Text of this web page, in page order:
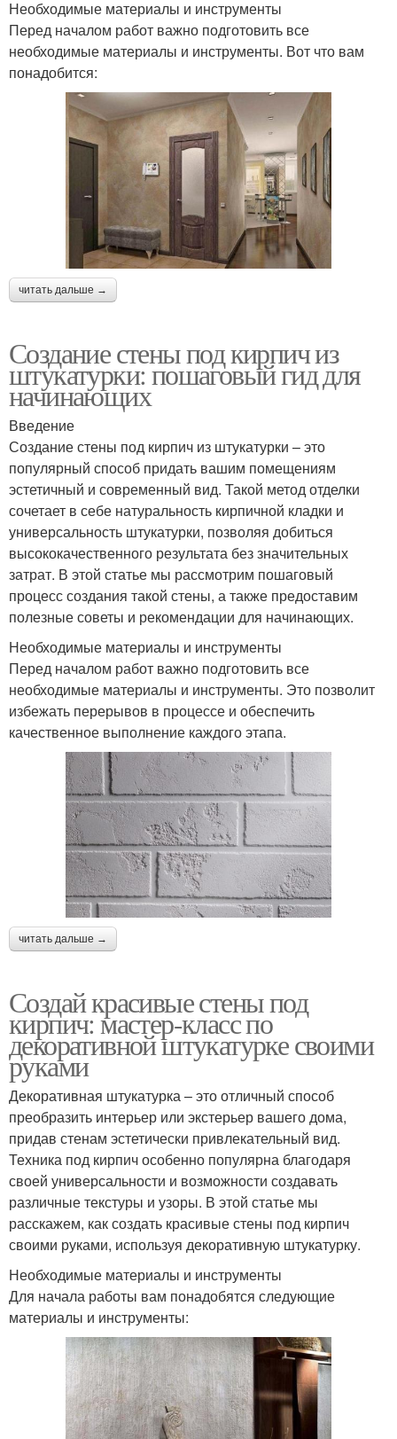
Необходимые материалы и инструменты
Перед началом работ важно подготовить все
необходимые материалы и инструменты. Вот что вам
понадобится:
читать дальше →
Создание стены под кирпич из
штукатурки: пошаговый гид для
начинающих
Введение
Создание стены под кирпич из штукатурки – это
популярный способ придать вашим помещениям
эстетичный и современный вид. Такой метод отделки
сочетает в себе натуральность кирпичной кладки и
универсальность штукатурки, позволяя добиться
высококачественного результата без значительных
затрат. В этой статье мы рассмотрим пошаговый
процесс создания такой стены, а также предоставим
полезные советы и рекомендации для начинающих.
Необходимые материалы и инструменты
Перед началом работ важно подготовить все
необходимые материалы и инструменты. Это позволит
избежать перерывов в процессе и обеспечить
качественное выполнение каждого этапа.
читать дальше →
Создай красивые стены под
кирпич: мастер-класс по
декоративной штукатурке своими
руками
Декоративная штукатурка – это отличный способ
преобразить интерьер или экстерьер вашего дома,
придав стенам эстетически привлекательный вид.
Техника под кирпич особенно популярна благодаря
своей универсальности и возможности создавать
различные текстуры и узоры. В этой статье мы
расскажем, как создать красивые стены под кирпич
своими руками, используя декоративную штукатурку.
Необходимые материалы и инструменты
Для начала работы вам понадобятся следующие
материалы и инструменты: